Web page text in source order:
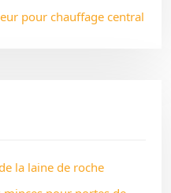
pour chauffage central
la laine de roche